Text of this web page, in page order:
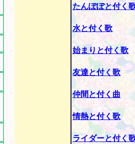
たんぽぽと付く
水と付く歌
始まりと付く歌
友達と付く歌
仲間と付く曲
情熱と付く歌
ライダーと付く